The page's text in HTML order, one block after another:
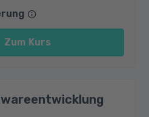
Zum Kurs